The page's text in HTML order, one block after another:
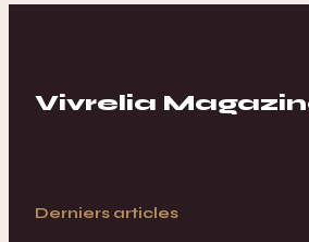
Vivrelia
Derniers articles